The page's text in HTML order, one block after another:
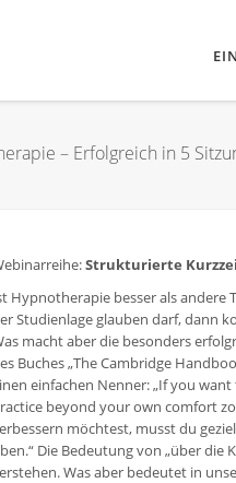
– Erfolgreich in 5
Strukturierte
Hypnotherapie besser als andere
Studienlage glauben darf, dann
macht aber die besonders
Buches „The Cambridge
einfachen Nenner: „If you
beyond your own comfort
möchtest, musst du
Die Bedeutung von „über die
Was aber bedeutet in